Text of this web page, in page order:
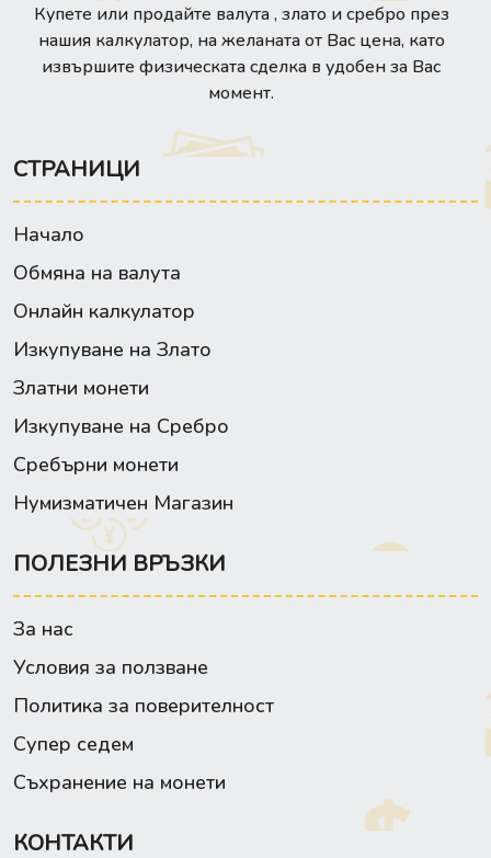
Купете или продайте валута , злато и сребро през
нашия калкулатор, на желаната от Вас цена, като
извършите физическата сделка в удобен за Вас
момент.
СТРАНИЦИ
Начало
Обмяна на валута
Онлайн калкулатор
Изкупуване на Злато
Златни монети
Изкупуване на Сребро
Сребърни монети
Нумизматичен Магазин
ПОЛЕЗНИ ВРЪЗКИ
За нас
Условия за ползване
Политика за поверителност
Супер седем
Съхранение на монети
КОНТАКТИ